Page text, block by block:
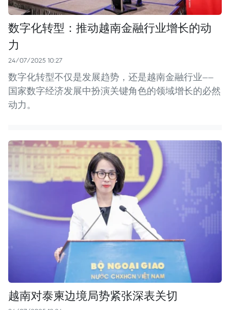
数字化转型：推动越南金融行业增长的动
力
24/07/2025 10:27
数字化转型不仅是发展趋势，还是越南金融行业——
国家数字经济发展中扮演关键角色的领域增长的必然
动力。
越南对泰柬边境局势紧张深表关切